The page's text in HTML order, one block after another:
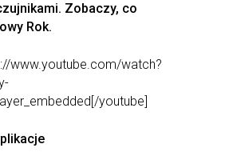
Zobaczy, co
Rok.
www.youtube.com/watch?
youtube]